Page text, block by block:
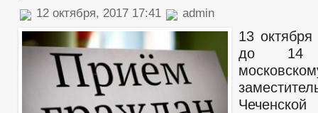
12 октября, 2017 17:41 admin
13
до 14